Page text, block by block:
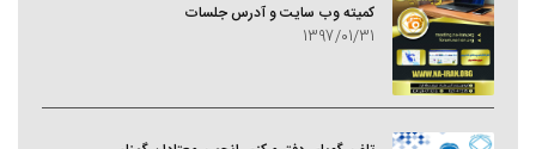
کمیته وب سایت و آدرس جلسات
1397/01/31